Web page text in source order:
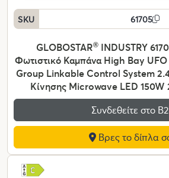
SKU 61705
GLOBOSTAR®INDUSTRY
Φωτιστικό Καμπάνα High Bay UFO
Group Linkable Control System
Κίνησης Microwave LED 150W
Συνδεθείτε στο
Βρες το δίπλα